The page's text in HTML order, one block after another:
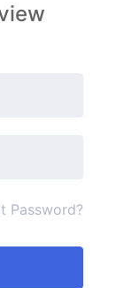
Password?